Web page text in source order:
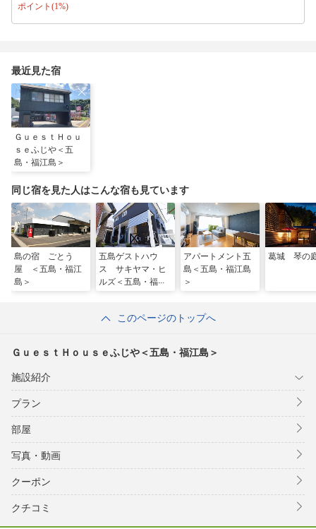
ポイント(1%)
最近見た宿
ＧｕｅｓｔＨｏｕ
ｓｅふじや＜五
島・福江島＞
同じ宿を見た人はこんな宿も見ています
島の宿 ごとう
屋 ＜五島・福江
島＞
五島ゲストハウ
ス サキヤマ・ヒ
ルズ＜五島・福江
アパートメント五
島＜五島・福江島
＞
葛城 琴の
このページのトップへ
ＧｕｅｓｔＨｏｕｓｅふじや＜五島・福江島＞
施設紹介
プラン
部屋
写真・動画
クーポン
クチコミ